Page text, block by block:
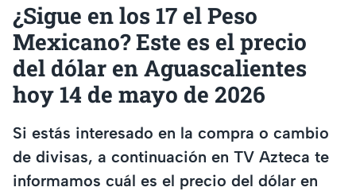
¿Sigue en los 17 el Peso
Mexicano? Este es el precio
del dólar en Aguascalientes
hoy 14 de mayo de 2026
Si estás interesado en la compra o cambio
de divisas, a continuación en TV Azteca te
informamos cuál es el precio del dólar en